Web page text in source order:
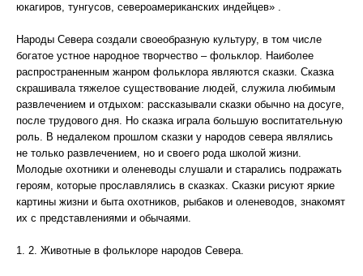
юкагиров, тунгусов, североамериканских индейцев» .
Народы Севера создали своеобразную культуру, в том числе
богатое устное народное творчество – фольклор. Наиболее
распространенным жанром фольклора являются сказки. Сказка
скрашивала тяжелое существование людей, служила любимым
развлечением и отдыхом: рассказывали сказки обычно на досуге,
после трудового дня. Но сказка играла большую воспитательную
роль. В недалеком прошлом сказки у народов севера являлись
не только развлечением, но и своего рода школой жизни.
Молодые охотники и оленеводы слушали и старались подражать
героям, которые прославлялись в сказках. Сказки рисуют яркие
картины жизни и быта охотников, рыбаков и оленеводов, знакомят
их с представлениями и обычаями.
1. 2. Животные в фольклоре народов Севера.